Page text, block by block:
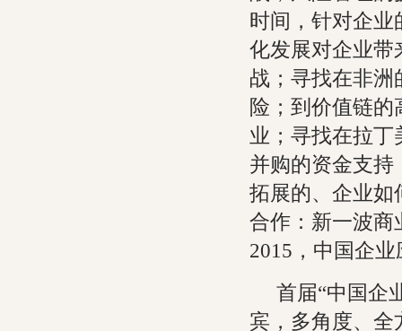
时间，针对企业
化发展对企业带
战；寻找在非洲
险；到价值链的
业；寻找在拉丁
并购的资金支持
拓展的、企业如
合作：新一波商
2015，中国企
首届“中国企
宾，多角度、全